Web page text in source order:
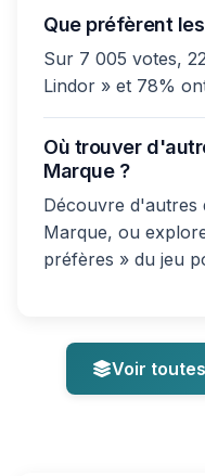
Que préfèrent
Sur 7 005 votes,
Lindor » et 78%
Où trouver
Marque ?
Découvre d'autres
Marque, ou
préfères » du jeu
Voir